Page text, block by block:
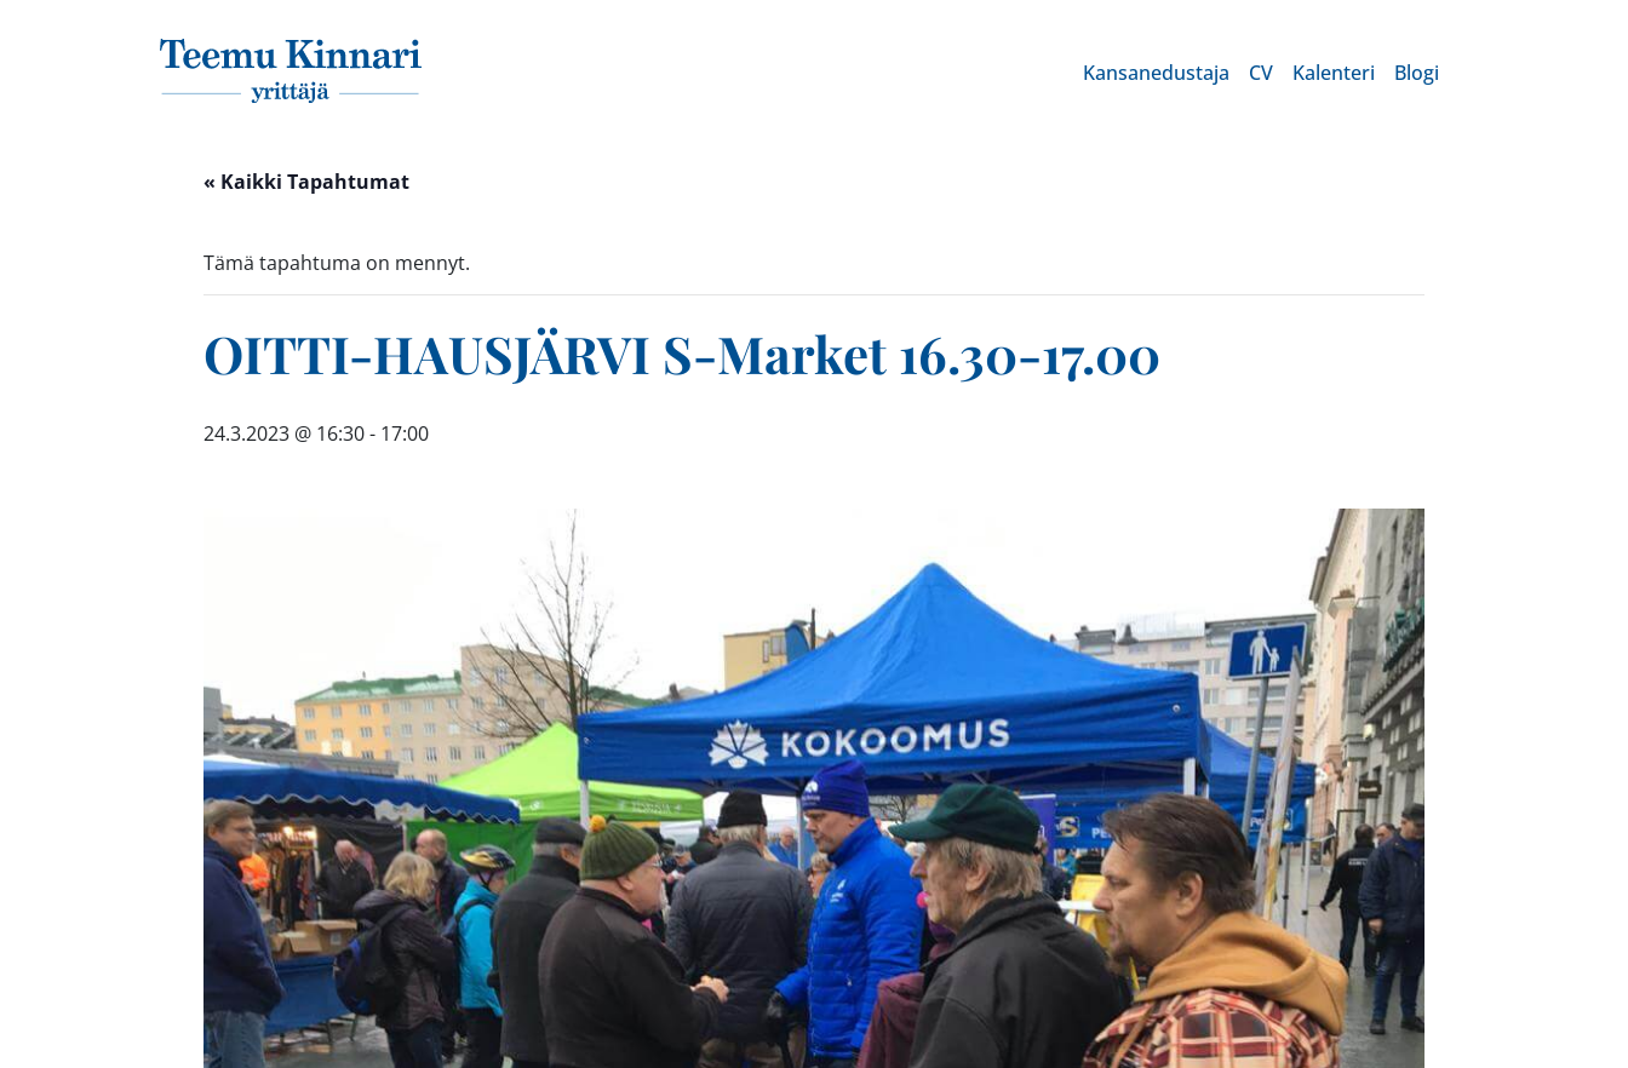
Päävalikko Kansanedustaja CV Kalenteri Blogi
« Kaikki Tapahtumat
Tämä tapahtuma on mennyt.
OITTI-HAUSJÄRVI S-Market 16.30-17.00
24.3.2023 @ 16:30- 17:00